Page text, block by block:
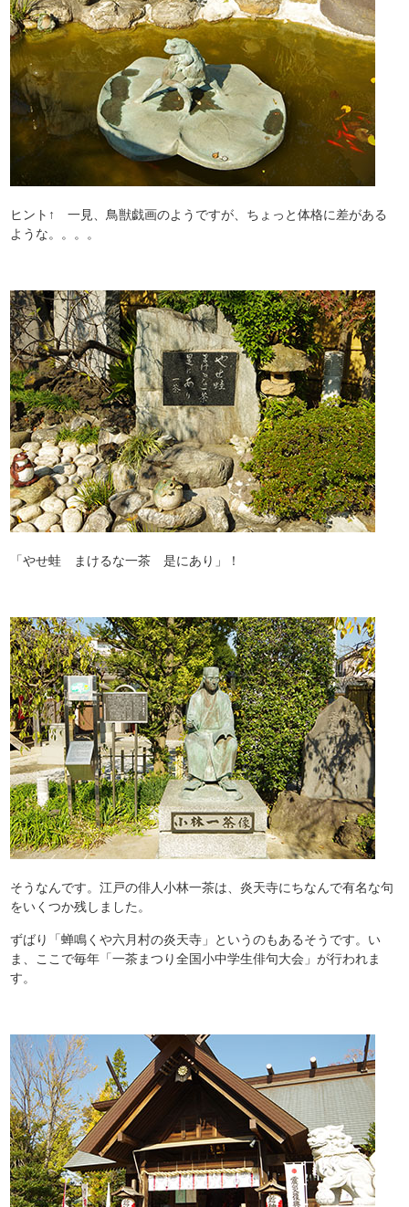
ヒント↑ 一見、鳥獣戯画のようですが、ちょっと体格に差がある
ような。。。。
「やせ蛙 まけるな一茶 是にあり」！
そうなんです。江戸の俳人小林一茶は、炎天寺にちなんで有名な句
をいくつか残しました。
ずばり「蝉鳴くや六月村の炎天寺」というのもあるそうです。い
ま、ここで毎年「一茶まつり全国小中学生俳句大会」が行われま
す。